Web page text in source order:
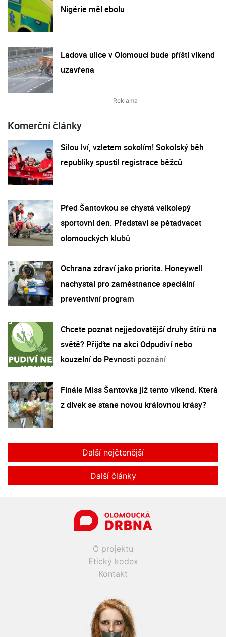
Nigérie měl ebolu
Ladova ulice v Olomouci bude příští víkend
uzavřena
Komerční články
Silou lví, vzletem sokolím! Sokolský běh
republiky spustil registrace běžců
Před Šantovkou se chystá velkolepý
sportovní den. Představí se pětadvacet
olomouckých klubů
Ochrana zdraví jako priorita. Honeywell
nachystal pro zaměstnance speciální
preventivní program
Chcete poznat nejjedovatější druhy štírů na
světě? Přijďte na akci Odpudiví nebo
kouzelní do Pevnosti poznání
Finále Miss Šantovka již tento víkend. Která
z dívek se stane novou královnou krásy?
Další nejčtenější
Další články
O projektu
Etický kodex
Kontakt